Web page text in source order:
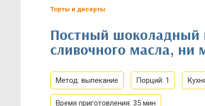
Торты и десерты
Постный шоколадный
сливочного масла, ни
Метод: выпекание Порций: 1
Время приготовления: 35 мин